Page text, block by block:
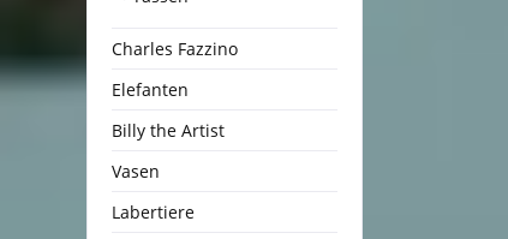
Charles Fazzino
Elefanten
Billy the Artist
Vasen
Labertiere